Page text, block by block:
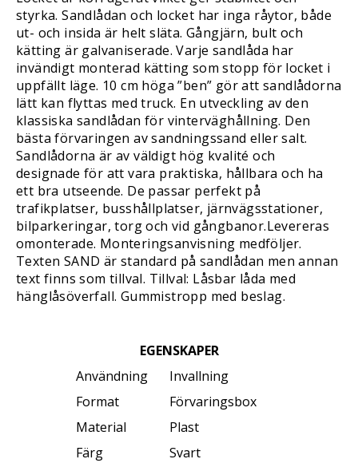
styrka. Sandlådan och locket har inga råytor, både
ut- och insida är helt släta. Gångjärn, bult och
kätting är galvaniserade. Varje sandlåda har
invändigt monterad kätting som stopp för locket i
uppfällt läge. 10 cm höga ”ben” gör att sandlådorna
lätt kan flyttas med truck. En utveckling av den
klassiska sandlådan för vinterväghållning. Den
bästa förvaringen av sandningssand eller salt.
Sandlådorna är av väldigt hög kvalité och
designade för att vara praktiska, hållbara och ha
ett bra utseende. De passar perfekt på
trafikplatser, busshållplatser, järnvägsstationer,
bilparkeringar, torg och vid gångbanor.Levereras
omonterade. Monteringsanvisning medföljer.
Texten SAND är standard på sandlådan men annan
text finns som tillval. Tillval: Låsbar låda med
hänglåsöverfall. Gummistropp med beslag.
EGENSKAPER
Användning
Invallning
Format
Förvaringsbox
Material
Plast
Färg
Svart